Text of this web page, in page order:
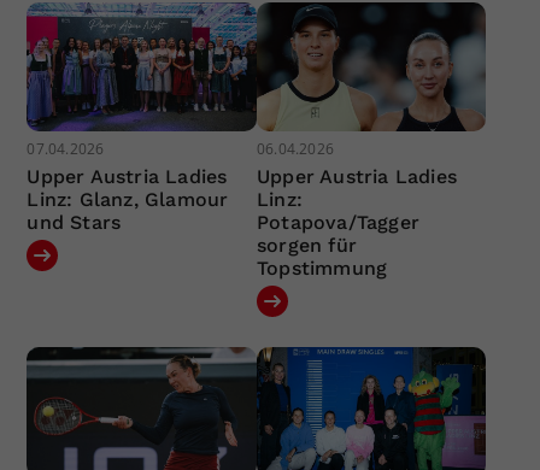
07.04.2026
Upper Austria Ladies
Linz: Glanz, Glamour
und Stars
06.04.2026
Upper Austria Ladies
Linz:
Potapova/Tagger
sorgen für
Topstimmung